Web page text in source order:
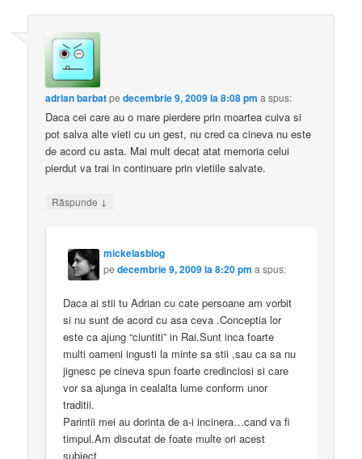
adrian barbatpedecembrie 9, 2009 la 8:08 pm a spus:
Daca cei care au o mare pierdere prin moartea cuiva si
pot salva alte vieti cu un gest, nu cred ca cineva nu este
de acord cu asta. Mai mult decat atat memoria celui
pierdut va trai in continuare prin vietiile salvate.
Răspunde ↓
mickelasblog
pedecembrie 9, 2009 la 8:20 pm a spus:
Daca ai stii tu Adrian cu cate persoane am vorbit
si nu sunt de acord cu asa ceva .Conceptia lor
este ca ajung “ciuntiti” in Rai.Sunt inca foarte
multi oameni ingusti la minte sa stii ,sau ca sa nu
jignesc pe cineva spun foarte credinciosi si care
vor sa ajunga in cealalta lume conform unor
traditii.
Parintii mei au dorinta de a-i incinera…cand va fi
timpul.Am discutat de foate multe ori acest
subiect.